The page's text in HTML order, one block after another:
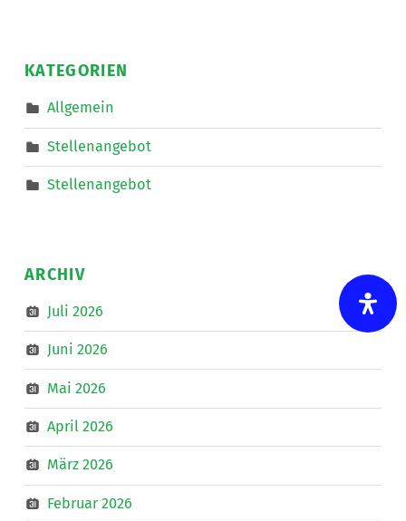
KATEGORIEN
Allgemein
Stellenangebot
Stellenangebot
ARCHIV
Juli 2026
Juni 2026
Mai 2026
April 2026
März 2026
Februar 2026